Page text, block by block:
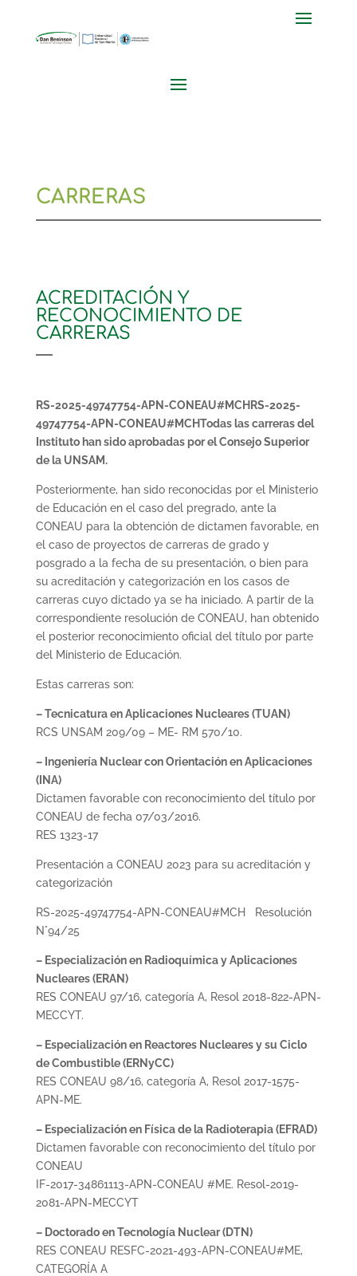
CARRERAS
ACREDITACIÓN Y
RECONOCIMIENTO DE
CARRERAS
RS-2025-49747754-APN-CONEAU#MCHRS-2025-
49747754-APN-CONEAU#MCHTodas las carreras del
Instituto han sido aprobadas por el Consejo Superior
de la UNSAM.
Posteriormente, han sido reconocidas por el Ministerio
de Educación en el caso del pregrado, ante la
CONEAU para la obtención de dictamen favorable, en
el caso de proyectos de carreras de grado y
posgrado a la fecha de su presentación, o bien para
su acreditación y categorización en los casos de
carreras cuyo dictado ya se ha iniciado. A partir de la
correspondiente resolución de CONEAU, han obtenido
el posterior reconocimiento oficial del título por parte
del Ministerio de Educación.
Estas carreras son:
– Tecnicatura en Aplicaciones Nucleares (TUAN)
RCS UNSAM 209/09 – ME- RM 570/10.
– Ingeniería Nuclear con Orientación en Aplicaciones
(INA)
Dictamen favorable con reconocimiento del título por
CONEAU de fecha 07/03/2016.
RES 1323-17
Presentación a CONEAU 2023 para su acreditación y
categorización
RS-2025-49747754-APN-CONEAU#MCH
Resolución
N°94/25
– Especialización en Radioquímica y Aplicaciones
Nucleares (ERAN)
RES CONEAU 97/16, categoría A, Resol 2018-822-APN-
MECCYT.
– Especialización en Reactores Nucleares y su Ciclo
de Combustible (ERNyCC)
RES CONEAU 98/16, categoría A, Resol 2017-1575-
APN-ME.
– Especialización en Física de la Radioterapia (EFRAD)
Dictamen favorable con reconocimiento del título por
CONEAU
IF-2017-34861113-APN-CONEAU #ME. Resol-2019-
2081-APN-MECCYT
– Doctorado en Tecnología Nuclear (DTN)
RES CONEAU RESFC-2021-493-APN-CONEAU#ME,
CATEGORÍA A